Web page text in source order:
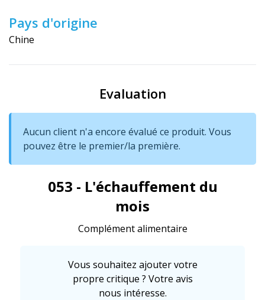
Pays d'origine
Chine
Evaluation
Aucun client n'a encore évalué ce produit. Vous
pouvez être le premier/la première.
053 - L'échauffement du
mois
Complément alimentaire
Vous souhaitez ajouter votre
propre critique ? Votre avis
nous intéresse.